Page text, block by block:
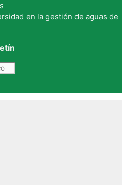
en la gestión de aguas de